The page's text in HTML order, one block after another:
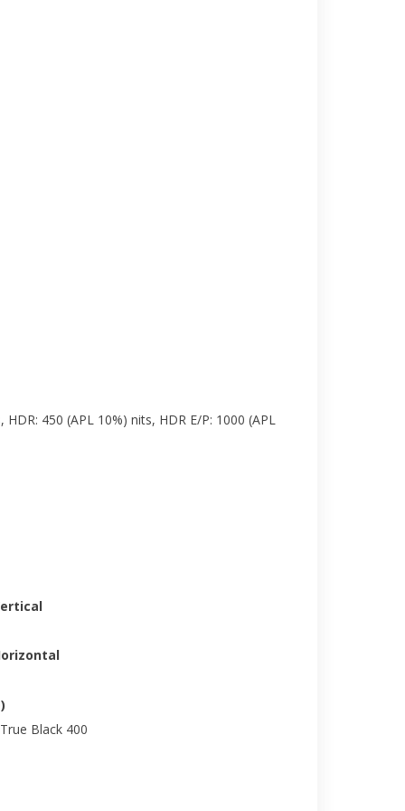
450 (APL 10%) nits, HDR E/P: 1000 (APL
Black 400